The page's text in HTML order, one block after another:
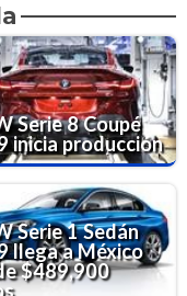
Serie 8 Coupé
inicia producción
Serie 1 Sedán
llega a México
$489,900